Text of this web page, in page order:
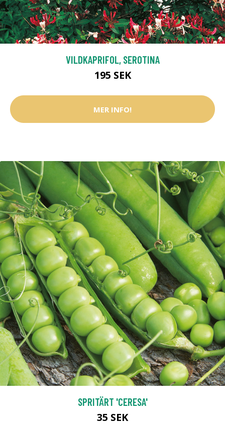
VILDKAPRIFOL, SEROTINA
195 SEK
MER INFO!
SPRITÄRT 'CERESA'
35 SEK